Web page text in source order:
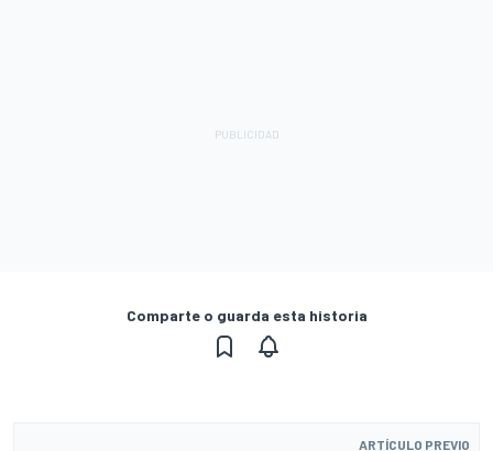
Comparte o guarda esta historia
ARTÍCULO PREVIO